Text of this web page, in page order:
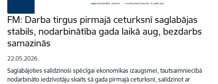
FM: Darba tirgus pirmajā ceturksnī saglabājas
stabils, nodarbinātība gada laikā aug, bezdarbs
samazinās
22.05.2026.
Saglabājoties salīdzinoši spēcīgai ekonomikas izaugsmei, tautsaimniecībā
nodarbināto iedzīvotāju skaits šā gada pirmajā ceturksnī, salīdzinot ar